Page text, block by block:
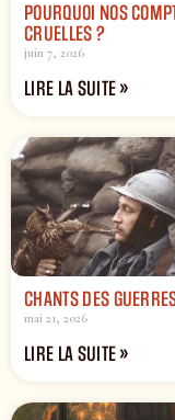
POURQUOI NOS
CRUELLES ?
juin 7, 2026
LIRE LA SUITE »
CHANTS DES
mai 21, 2026
LIRE LA SUITE »